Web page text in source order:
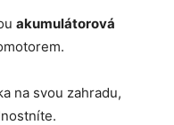
akumulátorová
na svou zahradu,